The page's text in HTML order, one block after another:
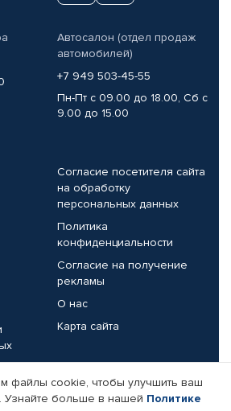
Автосалон (отдел продаж
автомобилей)
+7 949 503-45-55
Пн-Пт с 09.00 до 18.00, Сб с
9.00 до 15.00
Согласие посетителя сайта
на обработку
персональных данных
Политика
конфиденциальности
Согласие на получение
рекламы
О нас
Карта сайта
файлы cookie, чтобы улучшить ваш
Узнайте больше в нашей Политике